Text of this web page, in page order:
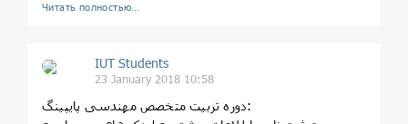
Читать полностью…
IUT Students
23 January 2018 10:58
دوره تربیت متخصص مهندسی پایپینگ: